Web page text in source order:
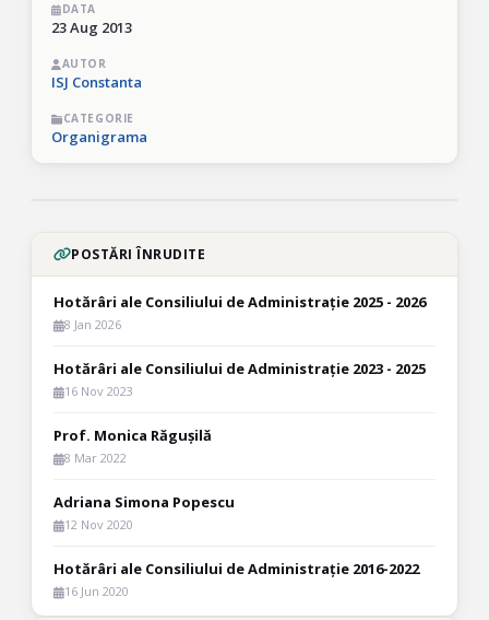
DATA
23 Aug 2013
AUTOR
ISJ Constanta
CATEGORIE
Organigrama
POSTĂRI ÎNRUDITE
Hotărâri ale Consiliului de Administrație 2025 - 2026
8 Jan 2026
Hotărâri ale Consiliului de Administrație 2023 - 2025
16 Nov 2023
Prof. Monica Răgușilă
8 Mar 2022
Adriana Simona Popescu
12 Nov 2020
Hotărâri ale Consiliului de Administrație 2016-2022
16 Jun 2020